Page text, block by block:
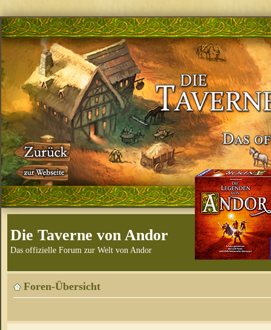
Die Taverne von Andor
Das offizielle Forum zur Welt von Andor
Foren-Übersicht